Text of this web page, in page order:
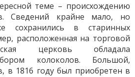
теме – происхождению
Сведений крайне мало, но
сохранились в старинных
расположенная на торговой
церковь обладала
колоколов. Большой,
в 1816 году был приобретен в